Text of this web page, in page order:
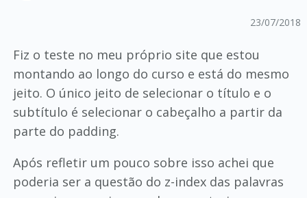
23/07/2018
Fiz o teste no meu próprio site que estou
montando ao longo do curso e está do mesmo
jeito. O único jeito de selecionar o título e o
subtítulo é selecionar o cabeçalho a partir da
parte do padding.
Após refletir um pouco sobre isso achei que
poderia ser a questão do z-index das palavras